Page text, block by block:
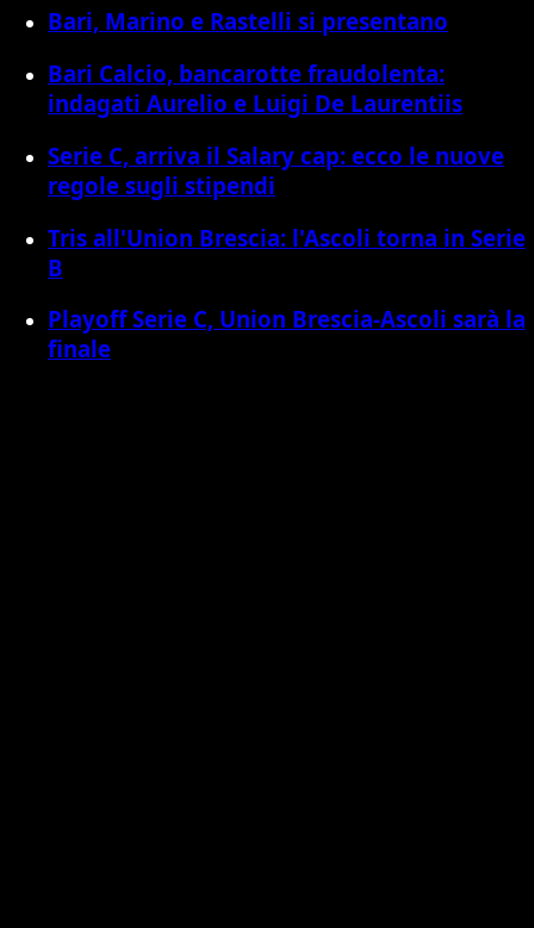
Bari, Marino e Rastelli si presentano
Bari Calcio, bancarotte fraudolenta:
indagati Aurelio e Luigi De Laurentiis
Serie C, arriva il Salary cap: ecco le nuove
regole sugli stipendi
Tris all'Union Brescia: l'Ascoli torna in Serie
B
Playoff Serie C, Union Brescia-Ascoli sarà la
finale